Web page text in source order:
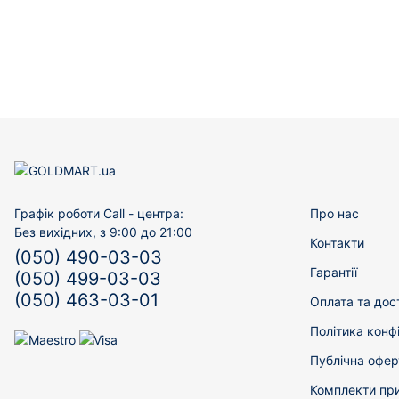
Графік роботи Call - центра:
Без вихідних, з 9:00 до 21:00
(050) 490-03-03
(050) 499-03-03
(050) 463-03-01
Про нас
Контакти
Гарантії
Оплата та
Політика
Публічна
Комплекти